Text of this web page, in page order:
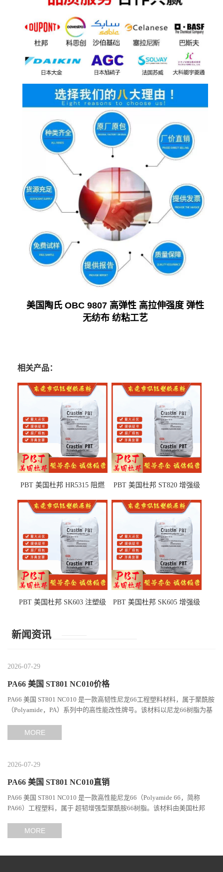
美国陶氏 OBC 9807 高弹性 高拉伸强度 弹性
无纺布 纺粘工艺
相关产品：
PBT 美国杜邦 HR5315 阻燃
部件
PBT 美国杜邦 ST820 增强级
PBT 美国杜邦 SK603 注塑级
PBT 美国杜邦 SK605 增强级
新闻资讯
2026-07-29
PA66 美国 ST801 NC010价格
PA66 美国 ST801 NC010 是一款高韧性尼龙66工程塑料材料，属于聚酰胺
（Polyamide，PA）系列中的高性能改性牌号。该材料以尼龙66树脂为基
MORE
2026-07-29
PA66 美国 ST801 NC010直销
PA66 美国 ST801 NC010 是一款高性能尼龙66（Polyamide 66，简称
PA66）工程塑料，属于 超韧增强型聚酰胺66树脂。该材料由美国杜邦
MORE